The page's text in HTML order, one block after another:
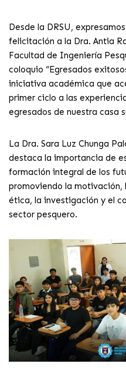
Desde la DRSU,
felicitación a la Dra. Antia
Facultad de Ingeniería
coloquio “Egresados
iniciativa académica que
primer ciclo a las
egresados de nuestra casa
La Dra. Sara Luz Chunga
destaca la importancia de
formación integral de los
promoviendo la
ética, la investigación y el
sector pesquero.